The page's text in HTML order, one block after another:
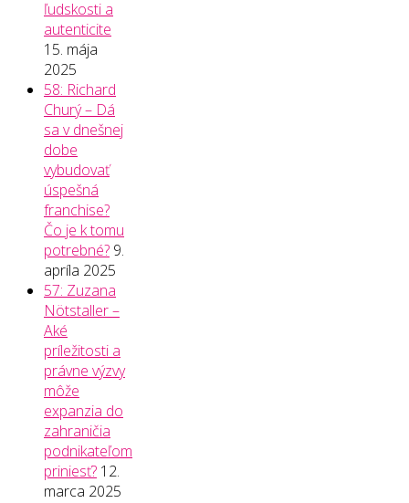
ľudskosti a
autenticite
15. mája
2025
58: Richard
Churý – Dá
sa v dnešnej
dobe
vybudovať
úspešná
franchise?
Čo je k tomu
potrebné? 9.
apríla 2025
57: Zuzana
Nötstaller –
Aké
príležitosti a
právne výzvy
môže
expanzia do
zahraničia
podnikateľom
priniesť? 12.
marca 2025